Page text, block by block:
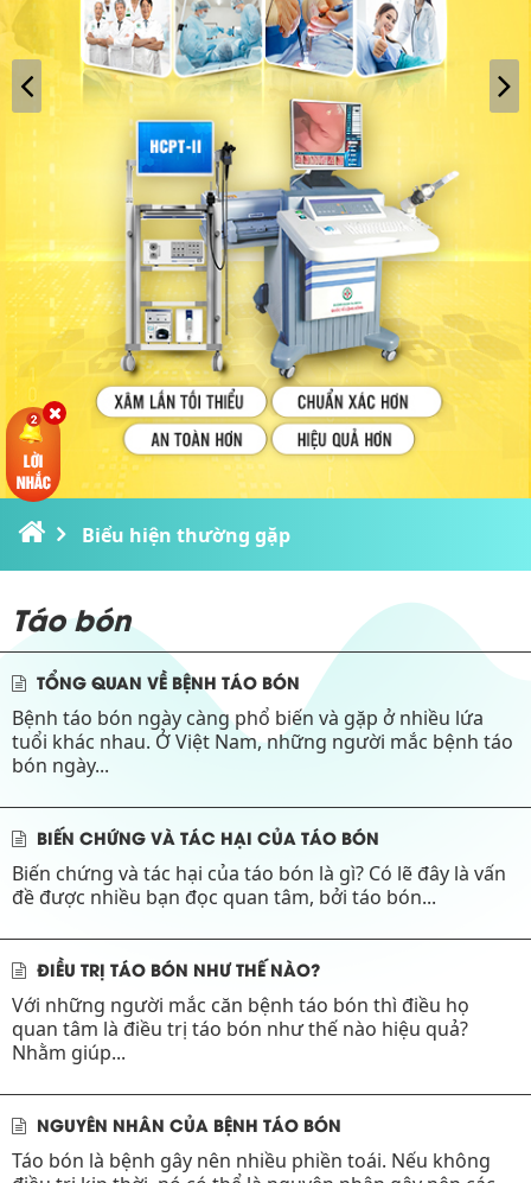
Biểu hiện thường gặp
Táo bón
TỔNG QUAN VỀ BỆNH TÁO BÓN
Bệnh táo bón ngày càng phổ biến và gặp ở nhiều lứa
tuổi khác nhau. Ở Việt Nam, những người mắc bệnh táo
bón ngày...
BIẾN CHỨNG VÀ TÁC HẠI CỦA TÁO BÓN
Biến chứng và tác hại của táo bón là gì? Có lẽ đây là vấn
đề được nhiều bạn đọc quan tâm, bởi táo bón...
ĐIỀU TRỊ TÁO BÓN NHƯ THẾ NÀO?
Với những người mắc căn bệnh táo bón thì điều họ
quan tâm là điều trị táo bón như thế nào hiệu quả?
Nhằm giúp...
NGUYÊN NHÂN CỦA BỆNH TÁO BÓN
Táo bón là bệnh gây nên nhiều phiền toái. Nếu không